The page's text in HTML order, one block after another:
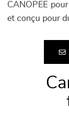
CANOPEE
et conçu pour